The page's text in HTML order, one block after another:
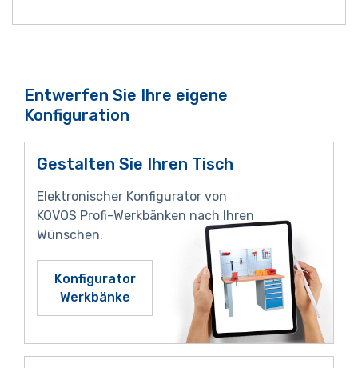
Entwerfen Sie Ihre eigene
Konfiguration
Gestalten Sie Ihren Tisch
Elektronischer Konfigurator von
KOVOS Profi-Werkbänken nach Ihren
Wünschen.
Konfigurator
Werkbänke